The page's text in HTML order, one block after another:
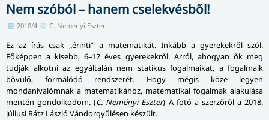
Nem szóból – hanem cselekvésből!
2018/4. C. Neményi Eszter
Ez az írás csak „érinti” a matematikát. Inkább a gyerekekről szól.
Főképpen a kisebb, 6–12 éves gyerekekről. Arról, ahogyan ők meg
tudják alkotni az egyáltalán nem statikus fogalmaikat, a fogalmaik
bővülő, formálódó rendszerét. Hogy mégis köze legyen
mondanivalómnak a mate­ma­ti­ká­hoz, matematikai fogalmak alakulása
mentén gondolkodom. (C. Neményi Eszter) A fotó a szerzőről a 2018.
júliusi Rátz László Ván­dor­gyű­lé­sen készült.